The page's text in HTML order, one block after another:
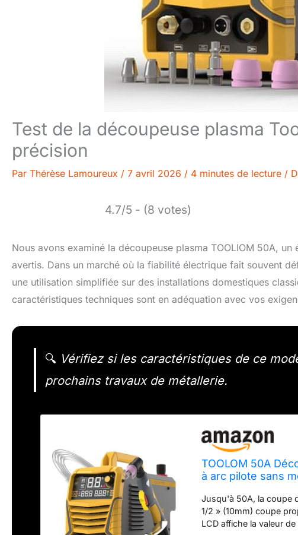
Test de la découpeuse plasma
précision
Par Thérèse Lamoureux / 7 avril 2026 / 4 minutes de lecture /
4.7/5 - (8 votes)
Nous avons examiné la découpeuse plasma TOOLIOM 50A,
avertis. Dans un marché où la fiabilité électrique fait souvent
une utilisation simplifiée sur des installations domestiques
caractéristiques techniques sont en adéquation avec vos
🔍 Vérifiez si les caractéristiques de ce
prochains travaux de métallerie.
TOOLOM 50A
à arc pilote sans
Jusqu'à 50A, la coupe
1/2 » (10mm) coupe
LCD affiche la valeur